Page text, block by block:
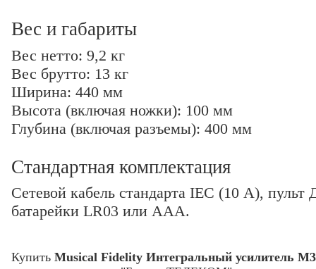
Вес и габариты
Вес нетто: 9,2 кг
Вес брутто: 13 кг
Ширина: 440 мм
Высота (включая ножки): 100 мм
Глубина (включая разъемы): 400 мм
Стандартная комплектация
Сетевой кабель стандарта IEC (10 А),
батарейки LR03 или ААА.
Купить Musical Fidelity Интегральный усилитель